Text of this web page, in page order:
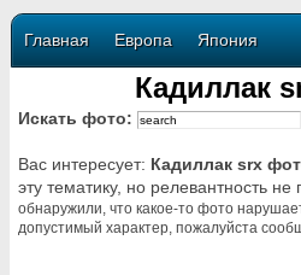
Главная Европа Япония
Кадиллак
Искать фото:
Вас интересует: Кадиллак srx
эту тематику, но релевантность не
обнаружили, что какое-то фото
допустимый характер, пожалуйста